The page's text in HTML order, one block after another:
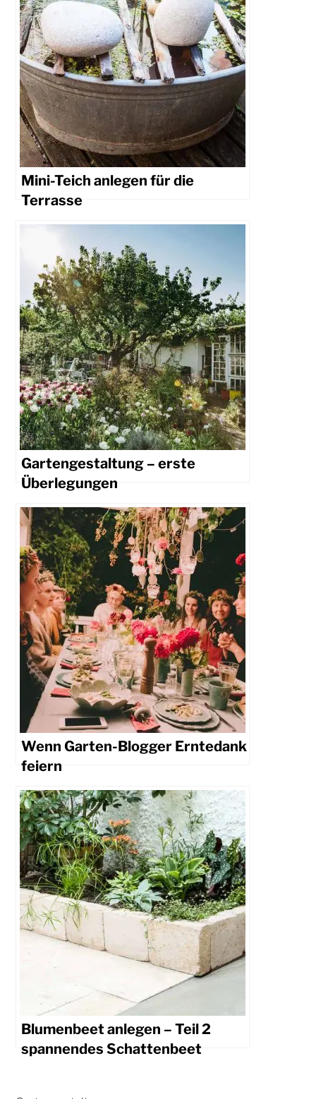
Mini-Teich anlegen für die
Terrasse
Gartengestaltung – erste
Überlegungen
Wenn Garten-Blogger Erntedank
feiern
Blumenbeet anlegen – Teil 2
spannendes Schattenbeet